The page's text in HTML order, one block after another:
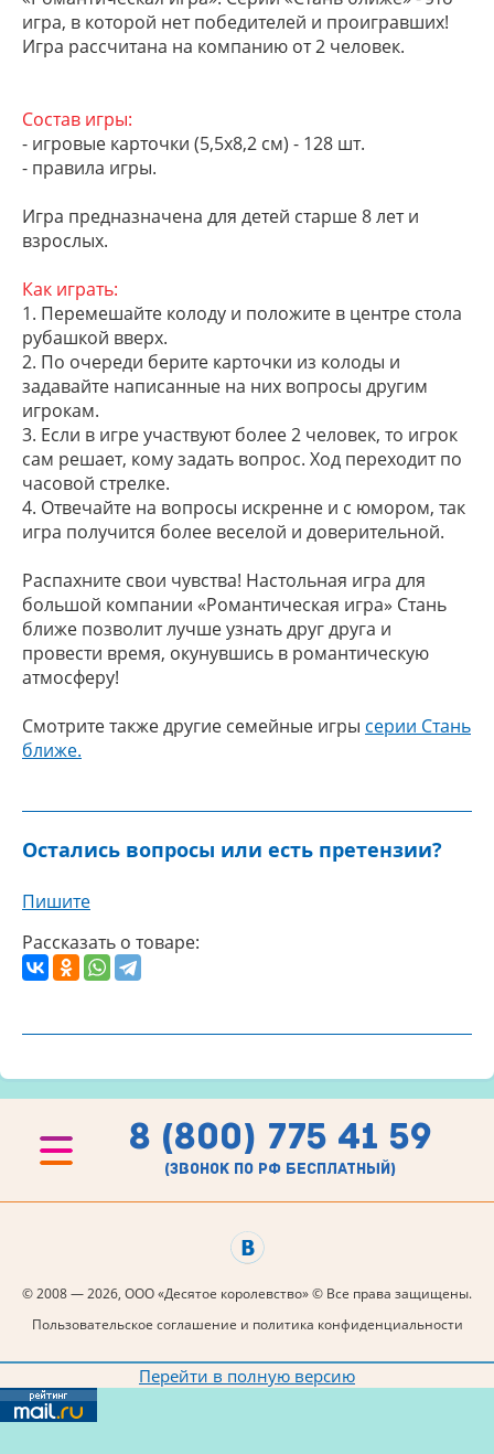
игра, в которой нет победителей и проигравших!
Игра рассчитана на компанию от 2 человек.
Состав игры:
- игровые карточки (5,5х8,2 см) - 128 шт.
- правила игры.
Игра предназначена для детей старше 8 лет и
взрослых.
Как играть:
1. Перемешайте колоду и положите в центре стола
рубашкой вверх.
2. По очереди берите карточки из колоды и
задавайте написанные на них вопросы другим
игрокам.
3. Если в игре участвуют более 2 человек, то игрок
сам решает, кому задать вопрос. Ход переходит по
часовой стрелке.
4. Отвечайте на вопросы искренне и с юмором, так
игра получится более веселой и доверительной.
Распахните свои чувства! Настольная игра для
большой компании «Романтическая игра» Стань
ближе позволит лучше узнать друг друга и
провести время, окунувшись в романтическую
атмосферу!
Смотрите также другие семейные игры серии Стань
ближе.
Остались вопросы или есть претензии?
Пишите
Рассказать о товаре:
8 (800) 775 41 59
(звонок по рф бесплатный)
© 2008 — 2026, ООО «Десятое королевство» © Все права защищены.
Пользовательское соглашение и политика конфиденциальности
Перейти в полную версию